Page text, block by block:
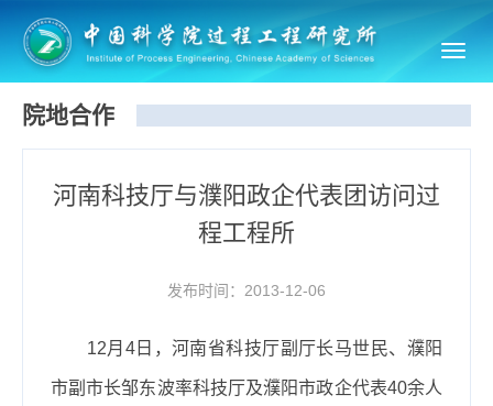
院地合作
河南科技厅与濮阳政企代表团访问过
程工程所
发布时间：2013-12-06
12月 4日，河南省科技厅副厅长马世民、濮阳
市副市长邹东波率科技厅及濮阳市政企代表40余人